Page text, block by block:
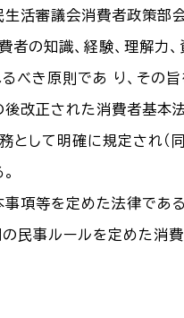
民生活審議会消費者政策
消費者の知識、経験、理
べき原則であ り、その
後改正された消費者基本
として明確に規定され（
項等を定めた法律であ
民事ルールを定めた消